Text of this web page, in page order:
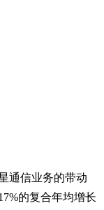
通信业务的带动
的复合年均增长